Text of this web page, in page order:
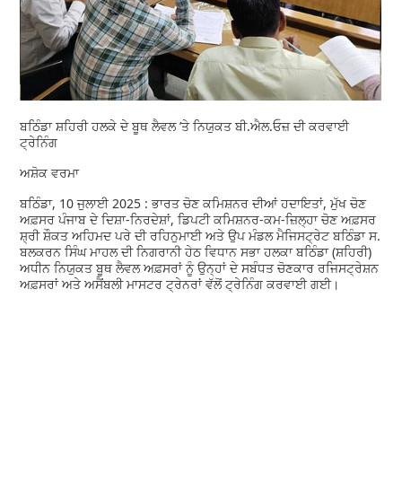
ਬਠਿੰਡਾ ਸ਼ਹਿਰੀ ਹਲਕੇ ਦੇ ਬੂਥ ਲੈਵਲ ’ਤੇ ਨਿਯੁਕਤ ਬੀ.ਐਲ.ਓਜ਼ ਦੀ ਕਰਵਾਈ
ਟ੍ਰੇਨਿੰਗ
ਅਸ਼ੋਕ ਵਰਮਾ
ਬਠਿੰਡਾ, 10 ਜੁਲਾਈ 2025 : ਭਾਰਤ ਚੋਣ ਕਮਿਸ਼ਨਰ ਦੀਆਂ ਹਦਾਇਤਾਂ, ਮੁੱਖ ਚੋਣ
ਅਫ਼ਸਰ ਪੰਜਾਬ ਦੇ ਦਿਸ਼ਾ-ਨਿਰਦੇਸ਼ਾਂ, ਡਿਪਟੀ ਕਮਿਸ਼ਨਰ-ਕਮ-ਜ਼ਿਲ੍ਹਾ ਚੋਣ ਅਫ਼ਸਰ
ਸ਼੍ਰੀ ਸ਼ੌਕਤ ਅਹਿਮਦ ਪਰੇ ਦੀ ਰਹਿਨੁਮਾਈ ਅਤੇ ਉਪ ਮੰਡਲ ਮੈਜਿਸਟ੍ਰੇਟ ਬਠਿੰਡਾ ਸ.
ਬਲਕਰਨ ਸਿੰਘ ਮਾਹਲ ਦੀ ਨਿਗਰਾਨੀ ਹੇਠ ਵਿਧਾਨ ਸਭਾ ਹਲਕਾ ਬਠਿੰਡਾ (ਸ਼ਹਿਰੀ)
ਅਧੀਨ ਨਿਯੁਕਤ ਬੂਥ ਲੈਵਲ ਅਫ਼ਸਰਾਂ ਨੂੰ ਉਨ੍ਹਾਂ ਦੇ ਸਬੰਧਤ ਚੋਣਕਾਰ ਰਜਿਸਟ੍ਰੇਸ਼ਨ
ਅਫ਼ਸਰਾਂ ਅਤੇ ਅਸੈਂਬਲੀ ਮਾਸਟਰ ਟ੍ਰੇਨਰਾਂ ਵੱਲੋਂ ਟ੍ਰੇਨਿੰਗ ਕਰਵਾਈ ਗਈ।